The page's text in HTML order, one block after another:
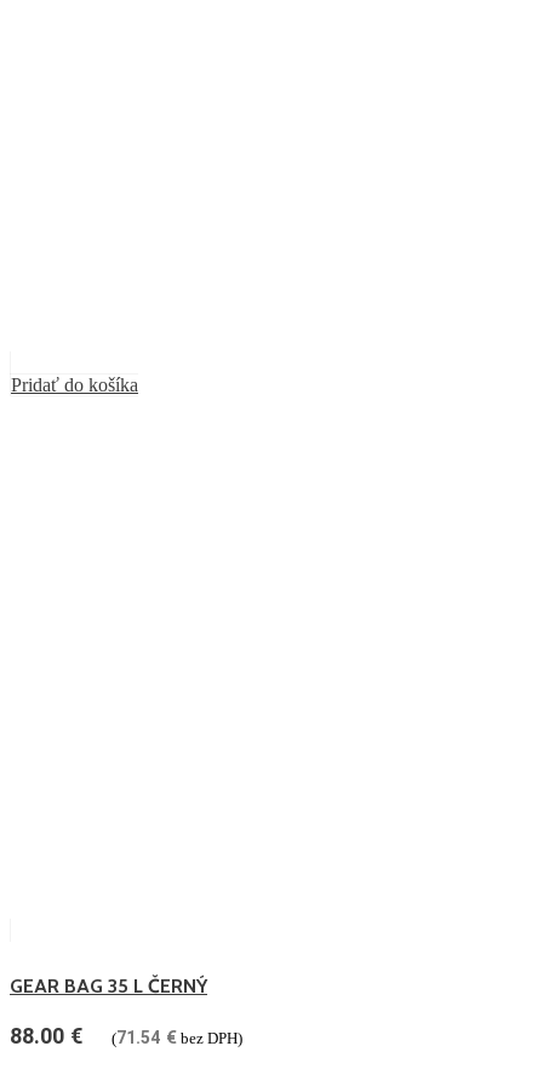
Pridať do košíka
GEAR BAG 35 L ČERNÝ
88.00 € (71.54 € bez DPH)